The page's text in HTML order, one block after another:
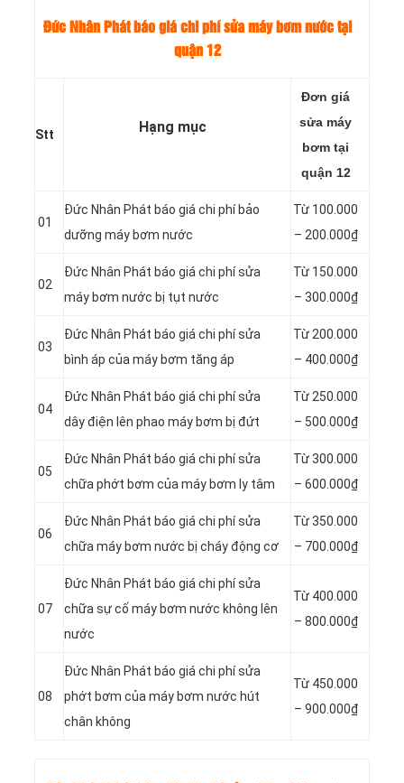
Đức Nhân Phát báo giá chi phí sửa máy bơm nước tại
quận 12
Stt Hạng mục
Đơn giá
sửa máy
bơm tại
quận 12
01
Đức Nhân Phát báo giá chi phí bảo
dưỡng máy bơm nước
Từ 100.000
– 200.000₫
02
Đức Nhân Phát báo giá chi phí sửa
máy bơm nước bị tụt nước
Từ 150.000
– 300.000₫
03
Đức Nhân Phát báo giá chi phí sửa
bình áp của máy bơm tăng áp
Từ 200.000
– 400.000₫
04
Đức Nhân Phát báo giá chi phí sửa
dây điện lên phao máy bơm bị đứt
Từ 250.000
– 500.000₫
05
Đức Nhân Phát báo giá chi phí sửa
chữa phớt bơm của máy bơm ly tâm
Từ 300.000
– 600.000₫
06
Đức Nhân Phát báo giá chi phí sửa
chữa máy bơm nước bị cháy động cơ
Từ 350.000
– 700.000₫
07
Đức Nhân Phát báo giá chi phí sửa
chữa sự cố máy bơm nước không lên
nước
Từ 400.000
– 800.000₫
08
Đức Nhân Phát báo giá chi phí sửa
phớt bơm của máy bơm nước hút
chân không
Từ 450.000
– 900.000₫